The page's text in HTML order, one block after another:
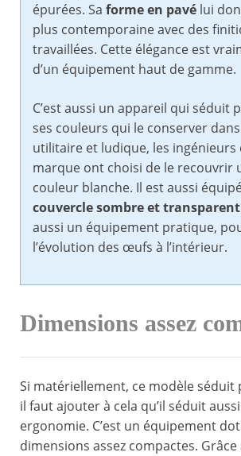
épurées. Sa forme en pavé lui
plus contemporaine avec des
travaillées. Cette élégance est
d’un équipement haut de gamme.
C’est aussi un appareil qui séduit
ses couleurs qui le conserver
utilitaire et ludique, les ingénieurs
marque ont choisi de le recouvrir
couleur blanche. Il est aussi
couvercle sombre et transparent
aussi un équipement pratique,
l’évolution des œufs à l’intérieur.
Dimensions assez
Si matériellement, ce modèle séduit
il faut ajouter à cela qu’il séduit
ergonomie. C’est un équipement
dimensions assez compactes.